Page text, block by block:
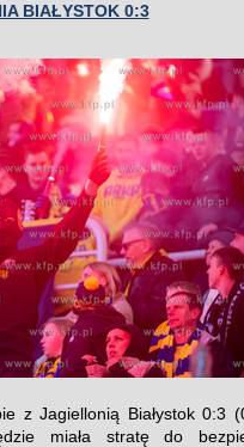
BIAŁYSTOK 0:3
z Jagiellonią Białystok 0:3
miała stratę do